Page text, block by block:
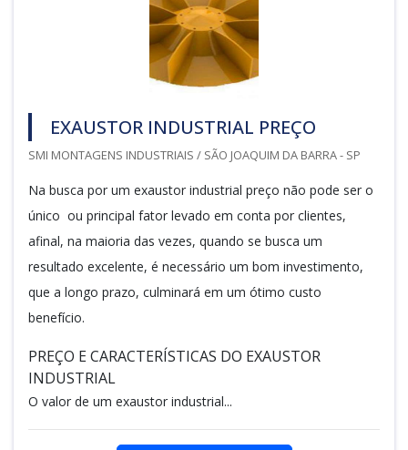
EXAUSTOR INDUSTRIAL PREÇO
SMI MONTAGENS INDUSTRIAIS / SÃO JOAQUIM DA BARRA - SP
Na busca por um exaustor industrial preço não pode ser o
único ou principal fator levado em conta por clientes,
afinal, na maioria das vezes, quando se busca um
resultado excelente, é necessário um bom investimento,
que a longo prazo, culminará em um ótimo custo
benefício.
PREÇO E CARACTERÍSTICAS DO EXAUSTOR
INDUSTRIAL
O valor de um exaustor industrial...